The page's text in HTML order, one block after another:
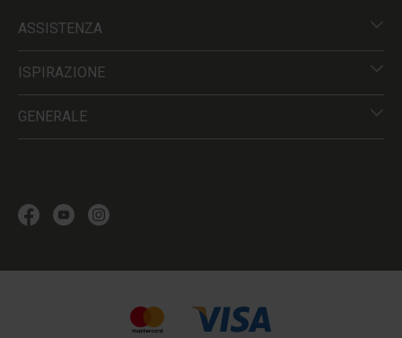
ASSISTENZA
ISPIRAZIONE
GENERALE